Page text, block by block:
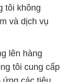
tôi không
và dịch vụ
lên hàng
tôi cung cấp